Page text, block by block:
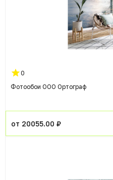
0
Фотообои ООО Ортограф
от 20055.00 ₽